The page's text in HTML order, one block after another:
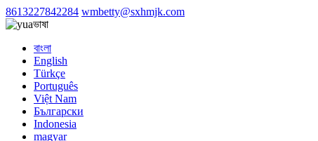
8613227842284 wmbetty@sxhmjk.com
ভাষা
বাংলা
English
Türkçe
Português
Việt Nam
Български
Indonesia
magyar